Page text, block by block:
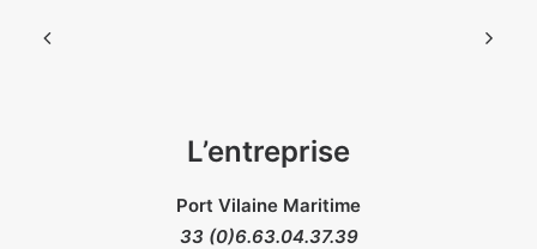
L’entreprise
Port Vilaine Maritime
33 (0)6.63.04.37.39